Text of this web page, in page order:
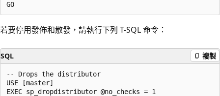
若要停用發佈和散發，請執行下列 T-SQL 命令：
SQL 複製
-- Drops the distributor
USE [master]
EXEC sp_dropdistributor @no_checks = 1